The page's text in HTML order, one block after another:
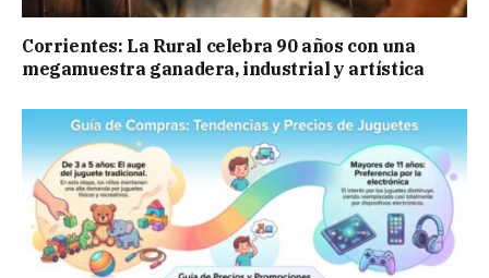
Corrientes: La Rural celebra 90 años con una
megamuestra ganadera, industrial y artística